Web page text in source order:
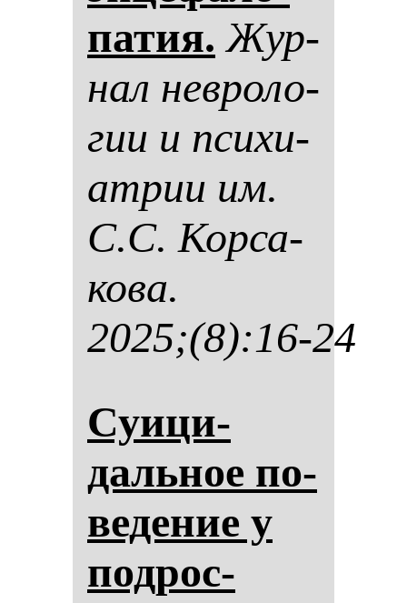
па­тия. Жур­
нал нев­ро­ло­
гии и пси­хи­
ат­рии им.
С.С. Кор­са­
ко­ва.
2025;(8):16-24
Суици­
даль­ное по­
ве­де­ние у
под­рос­